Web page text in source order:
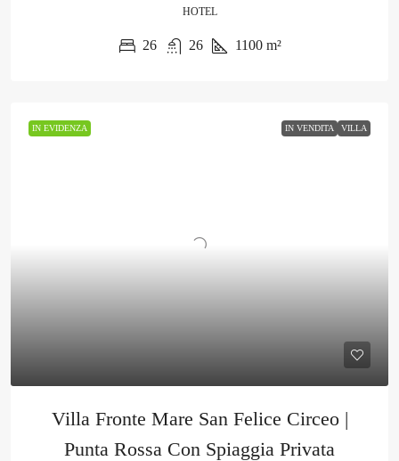
HOTEL
26 26 1100 m²
IN EVIDENZA IN VENDITA VILLA
Villa Fronte Mare San Felice Circeo |
Punta Rossa Con Spiaggia Privata